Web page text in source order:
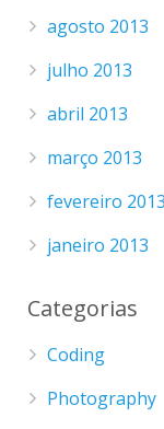
agosto 2013
julho 2013
abril 2013
março 2013
fevereiro 2013
janeiro 2013
Categorias
Coding
Photography